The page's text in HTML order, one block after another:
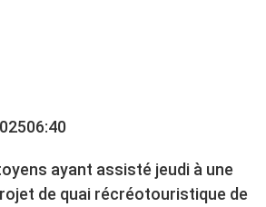
06:40
ayant assisté jeudi à une
de quai récréotouristique de